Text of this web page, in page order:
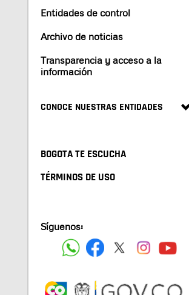
Entidades de control
Archivo de noticias
Transparencia y acceso a la
información
CONOCE NUESTRAS ENTIDADES
BOGOTA TE ESCUCHA
TÉRMINOS DE USO
Síguenos: